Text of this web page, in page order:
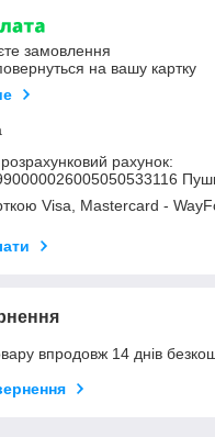
замовлення
на вашу картку
рахунок:
Visa, Mastercard -
впродовж 14 днів